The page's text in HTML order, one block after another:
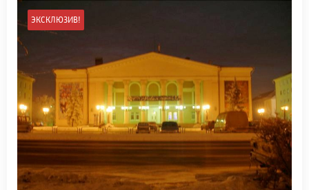
ЭКСКЛЮЗИВ!